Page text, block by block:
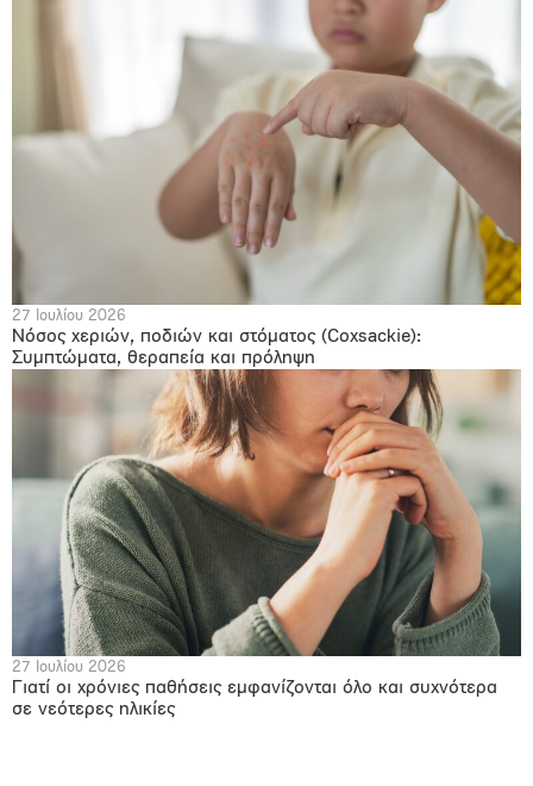
27 Ιουλίου 2026
Νόσος χεριών, ποδιών και στόματος (Coxsackie):
Συμπτώματα, θεραπεία και πρόληψη
27 Ιουλίου 2026
Γιατί οι χρόνιες παθήσεις εμφανίζονται όλο και συχνότερα
σε νεότερες ηλικίες